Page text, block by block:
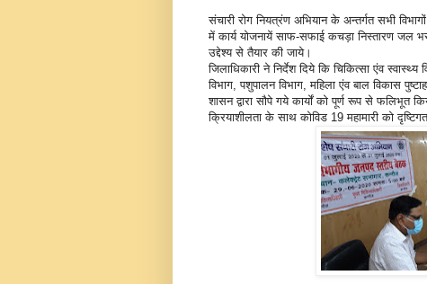
संचारी रोग नियत्रंण अभियान के अन्तर्गत सभी
में कार्य योजनायें साफ-सफाई कचड़ा निस्तारण जल
उद्देश्य से तैयार की जाये।
जिलाधिकारी ने निर्देश दिये कि चिकित्सा एंव
विभाग, पशुपालन विभाग, महिला एंव बाल विकास
शासन द्वारा सौपे गये कार्यों को पूर्ण रूप से फलिभूत
क्रियाशीलता के साथ कोविड 19 महामारी को